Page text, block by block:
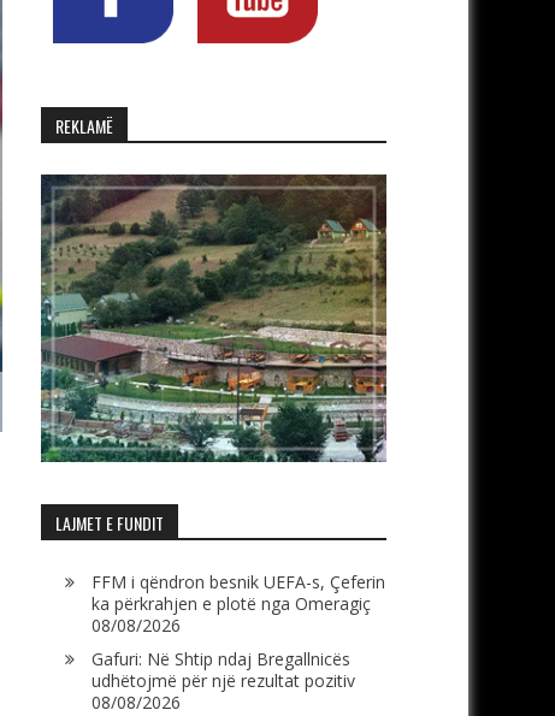
REKLAMË
LAJMET E FUNDIT
FFM i qëndron besnik UEFA-s, Çeferin
ka përkrahjen e plotë nga Omeragiç
08/08/2026
Gafuri: Në Shtip ndaj Bregallnicës
udhëtojmë për një rezultat pozitiv
08/08/2026